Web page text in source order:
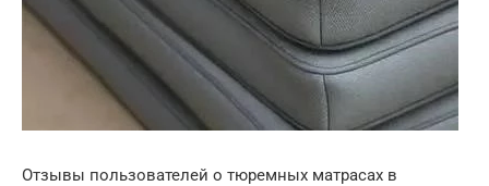
Отзывы пользователей о тюремных матрасах в